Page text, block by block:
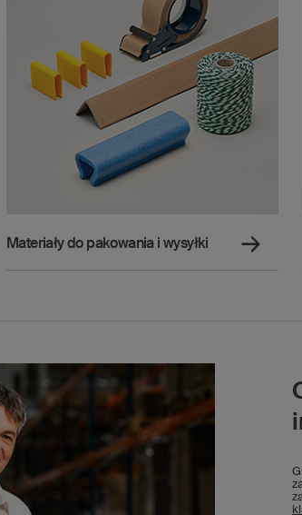
Materiały do pakowania i wysyłki